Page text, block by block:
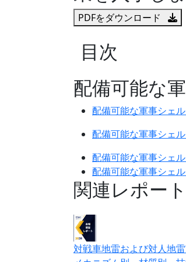
PDFをダウンロード
目次
配備可能な
配備可能な軍事シェ
配備可能な軍事シェ
配備可能な軍事シェ
配備可能な軍事シェ
関連レポート
対戦車地雷および対人地